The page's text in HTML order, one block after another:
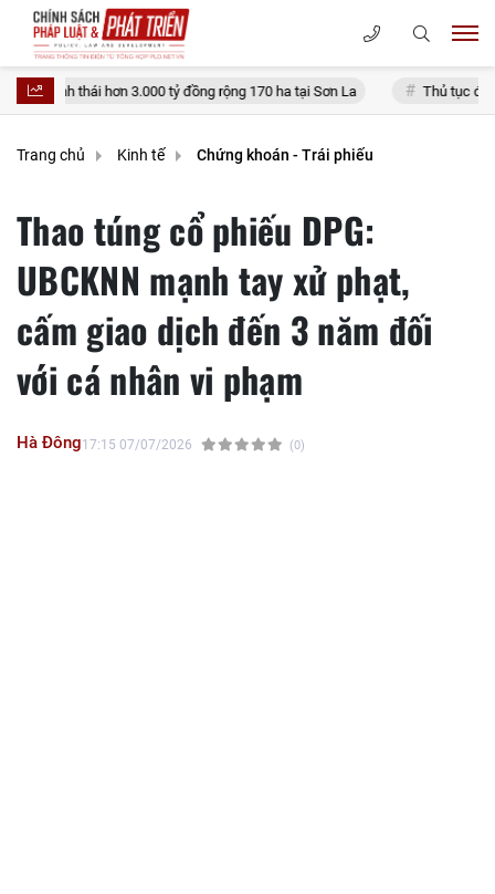
3.000 tỷ đồng rộng 170 ha tại Sơn La Thủ tục đính chính sổ đỏ đã
Trang chủ Kinh tế Chứng khoán - Trái phiếu
Thao túng cổ phiếu DPG:
UBCKNN mạnh tay xử phạt,
cấm giao dịch đến 3 năm đối
với cá nhân vi phạm
Hà Đông17:15 07/07/2026 (0)